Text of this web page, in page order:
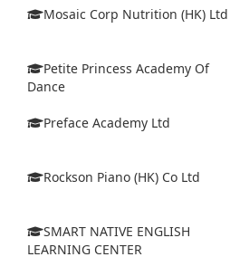
Mosaic Corp Nutrition (HK) Ltd
Petite Princess Academy Of
Dance
Preface Academy Ltd
Rockson Piano (HK) Co Ltd
SMART NATIVE ENGLISH
LEARNING CENTER